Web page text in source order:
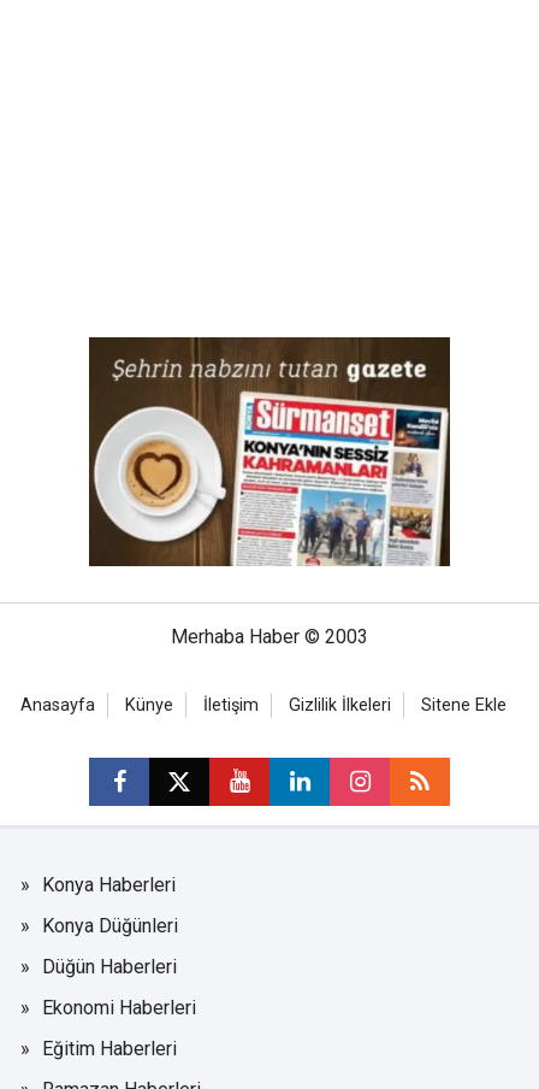
Merhaba Haber © 2003
Anasayfa Künye İletişim Gizlilik İlkeleri Sitene Ekle
Konya Haberleri
Konya Düğünleri
Düğün Haberleri
Ekonomi Haberleri
Eğitim Haberleri